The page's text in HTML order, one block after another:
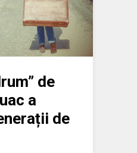
de
a
de